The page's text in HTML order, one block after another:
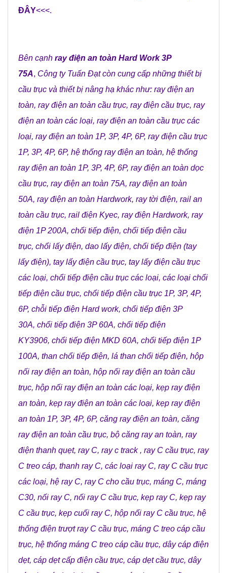
ĐÂY<<<.
Bên cạnh ray điện an toàn Hard Work 3P
75A, Công ty Tuấn Đạtcòn cung cấp những thiết bị
cầu trục và thiết bị nâng hạ khác như: ray điện an
toàn, ray điện an toàn cầu trục, ray điện cầu trục, ray
điện an toàn các loại, ray điện an toàn cầu trục các
loại, ray điện an toàn 1P, 3P, 4P, 6P, ray điện cầu trục
1P, 3P, 4P, 6P, hệ thống ray điện an toàn, hệ thống
ray điện an toàn 1P, 3P, 4P, 6P, ray điện an toàn dọc
cầu trục, ray điện an toàn 75A, ray điện an toàn
50A, ray điện an toàn Hardwork, ray tời điện, rail an
toàn cầu trục, rail điện Kyec, ray điện Hardwork, ray
điện 1P 200A, chổi tiếp điện, chổi tiếp điện cầu
trục, chổi lấy điện, dao lấy điện, chổi tiếp điện (tay
lấy điện), tay lấy điện cầu trục, tay lấy điện cầu trục
các loại, chổi tiếp điện cầu trục các loại, các loại chổi
tiếp điện cầu trục, chổi tiếp điện cầu trục 1P, 3P, 4P,
6P, chỗi tiếp điện Hard work, chổi tiếp điện 3P
30A, chổi tiếp điện 3P 60A, chổi tiếp điện
KY3906, chổi tiếp điện MKD 60A, chổi tiếp điện 1P
100A, than chổi tiếp điện, lá than chổi tiếp điện, hộp
nối ray điện an toàn, hộp nối ray điện an toàn cầu
trục, hộp nối ray điện an toàn các loại, kẹp ray điện
an toàn, kẹp ray điện an toàn các loại, kẹp ray điện
an toàn 1P, 3P, 4P, 6P, căng ray điện an toàn, căng
ray điện an toàn cầu trục, bộ căng ray an toàn, ray
điện thanh quẹt, ray C, ray c track, ray C cầu trục, ray
C treo cáp, thanh ray C, các loại ray C, ray C cầu trục
các loại, hệ ray C, ray C cho cầu trục, máng C, máng
C30, nối ray C, nối ray C cầu trục, kẹp ray C, kẹp ray
C cầu trục, kẹp cuối ray C, hộp nối ray C cầu trục, hệ
thống điện trượt ray C cầu trục, máng C treo cáp cầu
trục, hệ thống máng C treo cáp cầu trục, dây cáp điện
dẹt, cáp dẹt cấp điện cầu trục, cáp dẹt cầu trục, dây